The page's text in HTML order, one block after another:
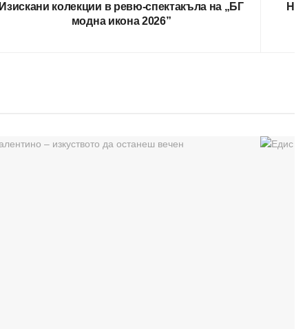
Изискани колекции в ревю-спектакъла на „БГ
модна икона 2026”